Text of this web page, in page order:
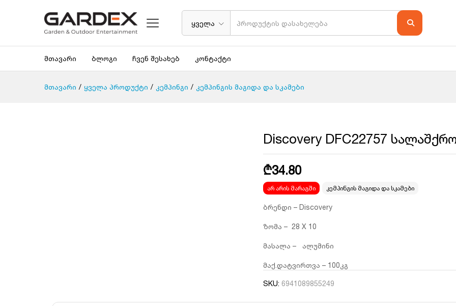
ყველა
მთავარი ბლოგი ჩვენ შესახებ კონტაქტი
მთავარი / ყველა პროდუქტი / კემპინგი / კემპინგის მაგიდა და სკამები
Discovery DFC22757
₾34.80
არ არის მარაგში კემპინგის მაგიდა და სკამები
ბრენდი – Discovery
ზომა – 28 X 10
მასალა – ალუმინი
მაქ.დატვირთვა – 100კგ
SKU: 6941089855249